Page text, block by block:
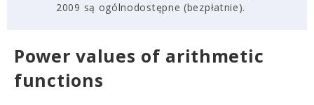
2009 są ogólnodostępne (bezpłatnie).
Power values of arithmetic
functions